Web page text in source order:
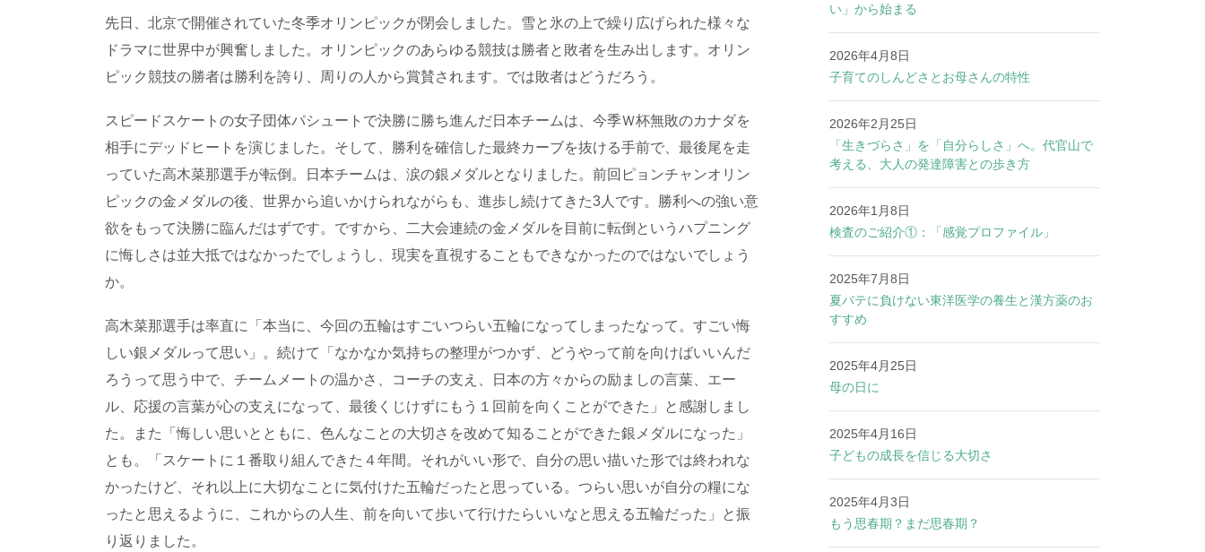
先日、北京で開催されていた冬季オリンピックが閉会しました。雪と氷の上で繰り広げられた様々な
ドラマに世界中が興奮しました。オリンピックのあらゆる競技は勝者と敗者を生み出します。オリン
ピック競技の勝者は勝利を誇り、周りの人から賞賛されます。では敗者はどうだろう。
スピードスケートの女子団体パシュートで決勝に勝ち進んだ日本チームは、今季Ｗ杯無敗のカナダを
相手にデッドヒートを演じました。そして、勝利を確信した最終カーブを抜ける手前で、最後尾を走
っていた高木菜那選手が転倒。日本チームは、涙の銀メダルとなりました。前回ピョンチャンオリン
ピックの金メダルの後、世界から追いかけられながらも、進歩し続けてきた3人です。勝利への強い意
欲をもって決勝に臨んだはずです。ですから、二大会連続の金メダルを目前に転倒というハプニング
に悔しさは並大抵ではなかったでしょうし、現実を直視することもできなかったのではないでしょう
か。
高木菜那選手は率直に「本当に、今回の五輪はすごいつらい五輪になってしまったなって。すごい悔
しい銀メダルって思い」。続けて「なかなか気持ちの整理がつかず、どうやって前を向けばいいんだ
ろうって思う中で、チームメートの温かさ、コーチの支え、日本の方々からの励ましの言葉、エー
ル、応援の言葉が心の支えになって、最後くじけずにもう１回前を向くことができた」と感謝しまし
た。また「悔しい思いとともに、色んなことの大切さを改めて知ることができた銀メダルになった」
とも。「スケートに１番取り組んできた４年間。それがいい形で、自分の思い描いた形では終われな
かったけど、それ以上に大切なことに気付けた五輪だったと思っている。つらい思いが自分の糧にな
ったと思えるように、これからの人生、前を向いて歩いて行けたらいいなと思える五輪だった」と振
り返りました。
い」から始まる
子育てのしんどさとお母さんの特性
2026年4月8日
「生きづらさ」を「自分らしさ」へ。代官山で
考える、大人の発達障害との歩き方
2026年2月25日
検査のご紹介①：「感覚プロファイル」
2026年1月8日
夏バテに負けない東洋医学の養生と漢方薬のお
すすめ
2025年7月8日
母の日に
2025年4月25日
子どもの成長を信じる大切さ
2025年4月16日
もう思春期？まだ思春期？
2025年4月3日